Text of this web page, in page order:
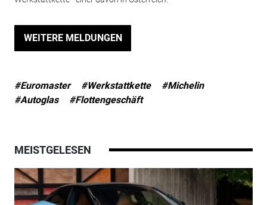
WEITERE MELDUNGEN
#Euromaster #Werkstattkette
#Michelin
#Autoglas
#Flottengeschäft
MEISTGELESEN